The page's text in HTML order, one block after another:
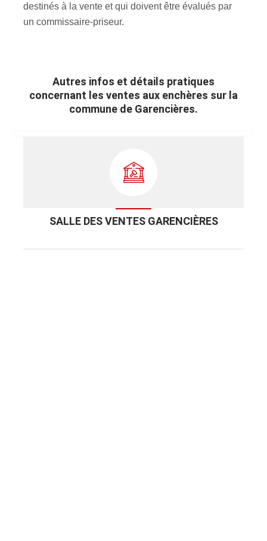
destinés à la vente et qui doivent être évalués par
un commissaire-priseur.
Autres infos et détails pratiques
concernant les ventes aux enchères sur la
commune de Garencières.
SALLE DES VENTES GARENCIÈRES